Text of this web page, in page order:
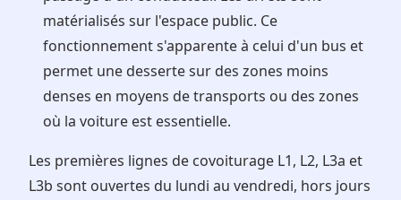
matérialisés sur l'espace public. Ce
fonctionnement s'apparente à celui d'un bus et
permet une desserte sur des zones moins
denses en moyens de transports ou des zones
où la voiture est essentielle.
Les premières lignes de covoiturage L1, L2, L3a et
L3b sont ouvertes du lundi au vendredi, hors jours